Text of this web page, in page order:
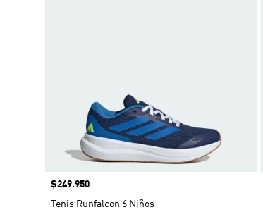
Precio
$249.950
Tenis Runfalcon 6 Niños